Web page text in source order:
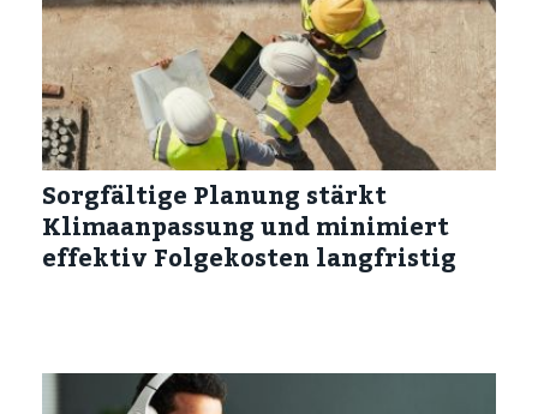
Sorgfältige Planung stärkt
Klimaanpassung und minimiert
effektiv Folgekosten langfristig